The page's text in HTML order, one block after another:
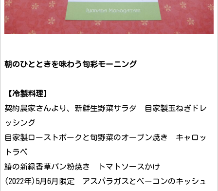
朝のひとときを味わう旬彩モーニング
【冷製料理】
契約農家さんより、新鮮生野菜サラダ 自家製玉ねぎドレ
ッシング
自家製ローストポークと旬野菜のオーブン焼き キャロッ
トラベ
鰆の新緑香草パン粉焼き トマトソースかけ
(2022年)5月6月限定 アスパラガスとベーコンのキッシュ